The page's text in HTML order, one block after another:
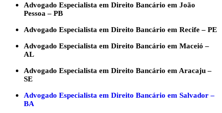
Advogado Especialista em Direito Bancário em João
Pessoa – PB
Advogado Especialista em Direito Bancário em Recife – PE
Advogado Especialista em Direito Bancário em Maceió –
AL
Advogado Especialista em Direito Bancário em Aracaju –
SE
Advogado Especialista em Direito Bancário em Salvador –
BA